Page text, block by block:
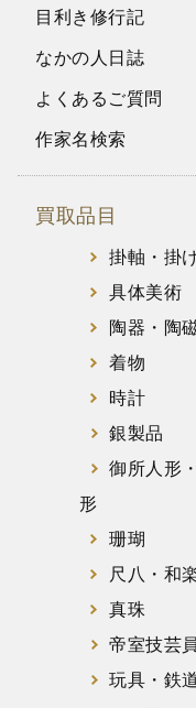
目利き修行記
なかの人日誌
よくあるご質問
作家名検索
買取品目
掛軸・掛
具体美術
陶器・陶
着物
時計
銀製品
御所人形
形
珊瑚
尺八・和
真珠
帝室技芸
玩具・鉄